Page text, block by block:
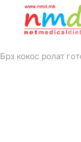
Брз кокос ролат